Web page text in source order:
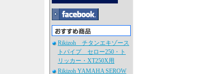
Rikizoh チタンエキゾース
トパイプ セロー250・ト
リッカー・XT250X用
Rikizoh YAMAHA SEROW